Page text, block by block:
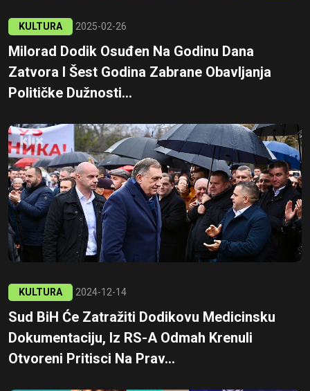
KULTURA 2025-02-26
Milorad Dodik Osuđen Na Godinu Dana
Zatvora I Šest Godina Zabrane Obavljanja
Političke Dužnosti...
KULTURA 2024-12-14
Sud BiH Će Zatražiti Dodikovu Medicinsku
Dokumentaciju, Iz RS-A Odmah Krenuli
Otvoreni Pritisci Na Prav...